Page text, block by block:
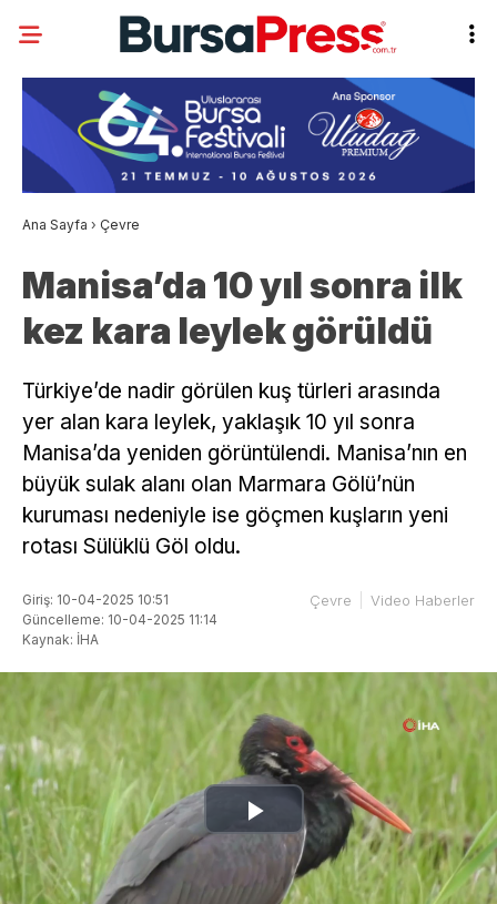
Ana Sayfa › Çevre
Manisa’da 10 yıl sonra ilk
kez kara leylek görüldü
Türkiye’de nadir görülen kuş türleri arasında
yer alan kara leylek, yaklaşık 10 yıl sonra
Manisa’da yeniden görüntülendi. Manisa’nın en
büyük sulak alanı olan Marmara Gölü’nün
kuruması nedeniyle ise göçmen kuşların yeni
rotası Sülüklü Göl oldu.
Giriş: 10-04-2025 10:51
Güncelleme: 10-04-2025 11:14
Kaynak: İHA
Çevre Video Haberler
Play
Video